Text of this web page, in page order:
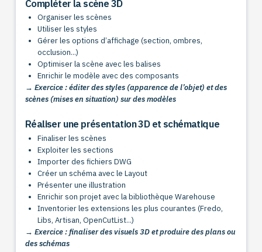
Compléter la scène 3D
Organiser les scènes
Utiliser les styles
Gérer les options d’affichage (section, ombres,
occlusion...)
Optimiser la scène avec les balises
Enrichir le modèle avec des composants
→ Exercice : éditer des styles (apparence de l’objet) et des
scènes (mises en situation) sur des modèles
Réaliser une présentation 3D et schématique
Finaliser les scènes
Exploiter les sections
Importer des fichiers DWG
Créer un schéma avec le Layout
Présenter une illustration
Enrichir son projet avec la bibliothèque Warehouse
Inventorier les extensions les plus courantes (Fredo,
Libs, Artisan, OpenCutList...)
→ Exercice : finaliser des visuels 3D et produire des plans ou
des schémas